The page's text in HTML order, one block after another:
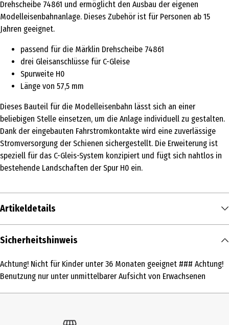
Drehscheibe 74861 und ermöglicht den Ausbau der eigenen
Modelleisenbahnanlage. Dieses Zubehör ist für Personen ab 15
Jahren geeignet.
passend für die Märklin Drehscheibe 74861
drei Gleisanschlüsse für C-Gleise
Spurweite H0
Länge von 57,5 mm
Dieses Bauteil für die Modelleisenbahn lässt sich an einer
beliebigen Stelle einsetzen, um die Anlage individuell zu gestalten.
Dank der eingebauten Fahrstromkontakte wird eine zuverlässige
Stromversorgung der Schienen sichergestellt. Die Erweiterung ist
speziell für das C-Gleis-System konzipiert und fügt sich nahtlos in
bestehende Landschaften der Spur H0 ein.
Artikeldetails
Inhalt
Produkttyp
Sicherheitshinweis
Achtung! Nicht für Kinder unter 36 Monaten geeignet ### Achtung!
Benutzung nur unter unmittelbarer Aufsicht von Erwachsenen